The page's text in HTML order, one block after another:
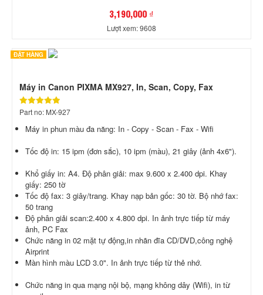
3,190,000 ₫
Lượt xem: 9608
ĐẶT HÀNG
Máy in Canon PIXMA MX927, In, Scan, Copy, Fax
Part no: MX-927
Máy in phun màu đa năng: In - Copy - Scan - Fax - Wifi
Tốc độ in: 15 ipm (đơn sắc), 10 ipm (màu), 21 giây (ảnh 4x6").
Khổ giấy in: A4. Độ phân giải: max 9.600 x 2.400 dpi. Khay
giấy: 250 tờ
Tốc độ fax: 3 giây/trang. Khay nạp bản gốc: 30 tờ. Bộ nhớ fax:
50 trang
Độ phân giải scan:2.400 x 4.800 dpi. In ảnh trực tiếp từ máy
ảnh, PC Fax
Chức năng in 02 mặt tự động,in nhãn đĩa CD/DVD,công nghệ
Airprint
Màn hình màu LCD 3.0". In ảnh trực tiếp từ thẻ nhớ.
Chức năng in qua mạng nội bộ, mạng không dây (Wifi), in từ